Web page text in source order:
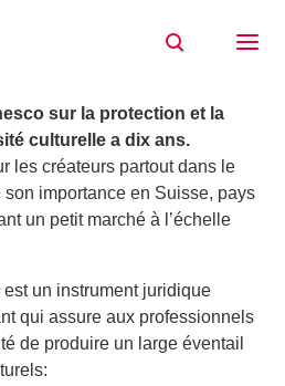
sur la protection et la
culturelle a dix ans.
les créateurs partout dans le
importance en Suisse, pays
un petit marché à l’échelle
un instrument juridique
qui assure aux professionnels
de produire un large éventail